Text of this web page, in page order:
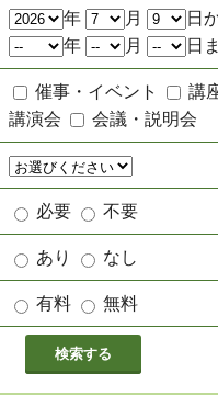
年 月
日
年
月 日
催事・イベント
講
講演会
会議・説明会
必要 不要
あり なし
有料 無料